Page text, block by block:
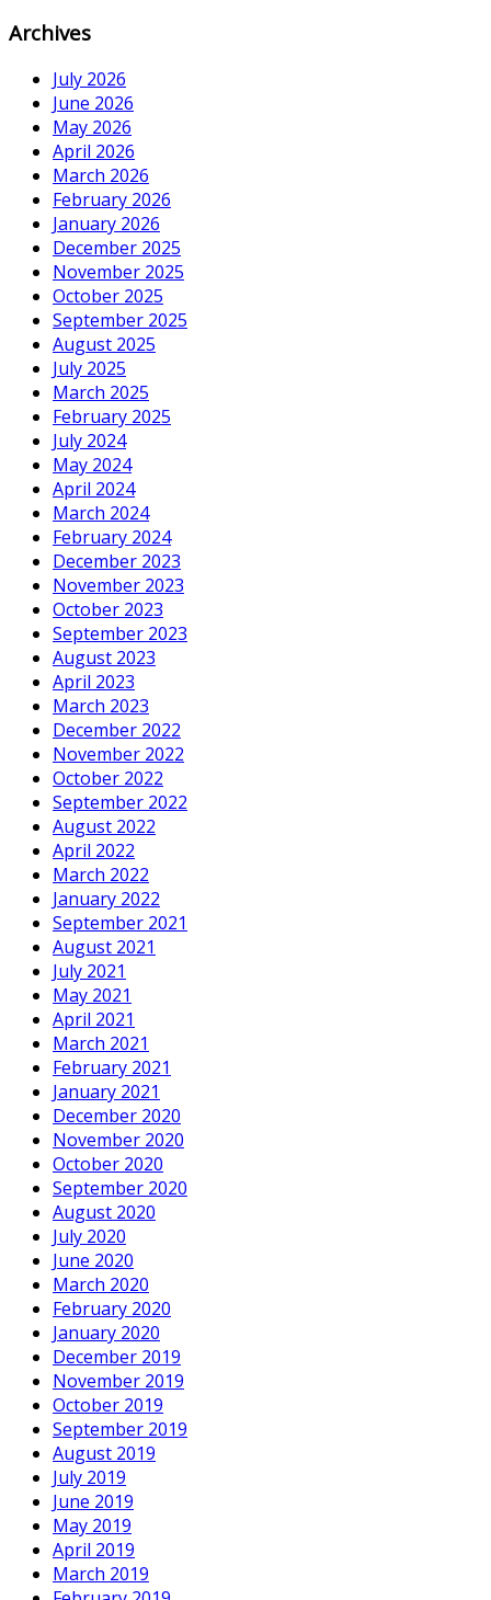
Archives
July 2026
June 2026
May 2026
April 2026
March 2026
February 2026
January 2026
December 2025
November 2025
October 2025
September 2025
August 2025
July 2025
March 2025
February 2025
July 2024
May 2024
April 2024
March 2024
February 2024
December 2023
November 2023
October 2023
September 2023
August 2023
April 2023
March 2023
December 2022
November 2022
October 2022
September 2022
August 2022
April 2022
March 2022
January 2022
September 2021
August 2021
July 2021
May 2021
April 2021
March 2021
February 2021
January 2021
December 2020
November 2020
October 2020
September 2020
August 2020
July 2020
June 2020
March 2020
February 2020
January 2020
December 2019
November 2019
October 2019
September 2019
August 2019
July 2019
June 2019
May 2019
April 2019
March 2019